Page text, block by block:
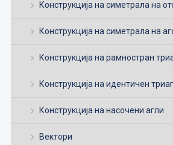
Конструкција на симетрала на
Конструкција на симетрала на
Конструкција на рамностран
Конструкција на идентичен
Конструкција на насочени агли
Вектори